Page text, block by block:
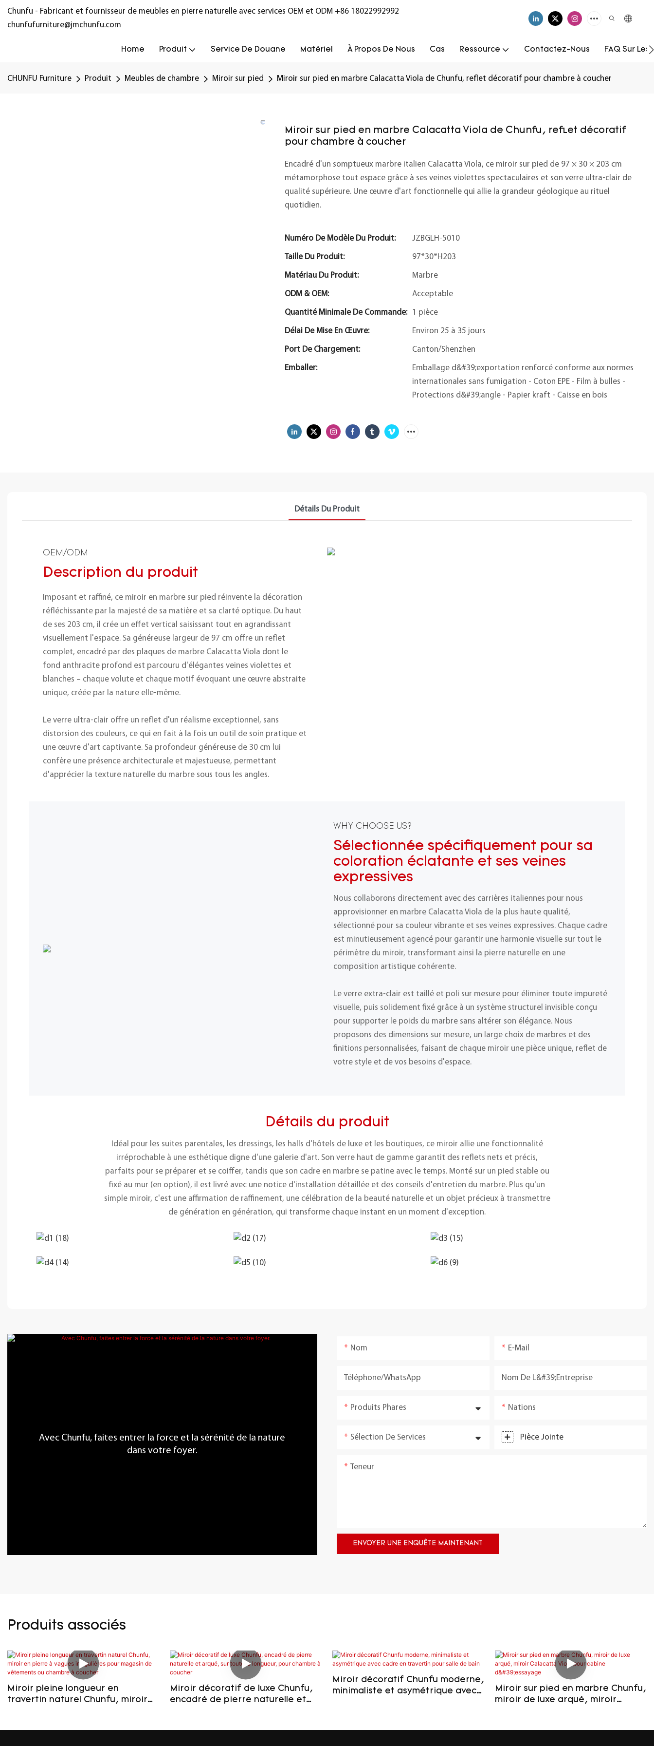
Chunfu - Fabricant et fournisseur de meubles en pierre naturelle avec services OEM et ODM +86 18022992992
chunfufurniture@jmchunfu.com
Home Produit Service De Douane Matériel À Propos De Nous Cas Ressource Contactez-Nous FAQ Sur
CHUNFU Furniture Produit Meubles de chambre Miroir sur pied Miroir sur pied en marbre Calacatta Viola de Chunfu, reflet décoratif pour chambre à coucher
Miroir sur pied en marbre Calacatta Viola de Chunfu, reflet décoratif
pour chambre à coucher
Encadré d'un somptueux marbre italien Calacatta Viola, ce miroir sur pied de 97 × 30 × 203 cm
métamorphose tout espace grâce à ses veines violettes spectaculaires et son verre ultra-clair de
qualité supérieure. Une œuvre d'art fonctionnelle qui allie la grandeur géologique au rituel
quotidien.
Numéro De Modèle Du Produit: JZBGLH-5010
Taille Du Produit: 97*30*H203
Matériau Du Produit: Marbre
ODM & OEM: Acceptable
Quantité Minimale De Commande: 1 pièce
Délai De Mise En Œuvre: Environ 25 à 35 jours
Port De Chargement: Canton/Shenzhen
Emballer:
Emballage d&#39;exportation renforcé conforme aux normes
internationales sans fumigation - Coton EPE - Film à bulles -
Protections d&#39;angle - Papier kraft - Caisse en bois
Détails Du Produit
OEM/ODM
Description du produit
Imposant et raffiné, ce miroir en marbre sur pied réinvente la décoration
réfléchissante par la majesté de sa matière et sa clarté optique. Du haut
de ses 203 cm, il crée un effet vertical saisissant tout en agrandissant
visuellement l'espace. Sa généreuse largeur de 97 cm offre un reflet
complet, encadré par des plaques de marbre Calacatta Viola dont le
fond anthracite profond est parcouru d'élégantes veines violettes et
blanches – chaque volute et chaque motif évoquant une œuvre abstraite
unique, créée par la nature elle-même.
Le verre ultra-clair offre un reflet d'un réalisme exceptionnel, sans
distorsion des couleurs, ce qui en fait à la fois un outil de soin pratique et
une œuvre d'art captivante. Sa profondeur généreuse de 30 cm lui
confère une présence architecturale et majestueuse, permettant
d'apprécier la texture naturelle du marbre sous tous les angles.
WHY CHOOSE US?
Sélectionnée spécifiquement pour sa
coloration éclatante et ses veines
expressives
Nous collaborons directement avec des carrières italiennes pour nous
approvisionner en marbre Calacatta Viola de la plus haute qualité,
sélectionné pour sa couleur vibrante et ses veines expressives. Chaque cadre
est minutieusement agencé pour garantir une harmonie visuelle sur tout le
périmètre du miroir, transformant ainsi la pierre naturelle en une
composition artistique cohérente.
Le verre extra-clair est taillé et poli sur mesure pour éliminer toute impureté
visuelle, puis solidement fixé grâce à un système structurel invisible conçu
pour supporter le poids du marbre sans altérer son élégance. Nous
proposons des dimensions sur mesure, un large choix de marbres et des
finitions personnalisées, faisant de chaque miroir une pièce unique, reflet de
votre style et de vos besoins d'espace.
Détails du produit
Idéal pour les suites parentales, les dressings, les halls d'hôtels de luxe et les boutiques, ce miroir allie une fonctionnalité
irréprochable à une esthétique digne d'une galerie d'art. Son verre haut de gamme garantit des reflets nets et précis,
parfaits pour se préparer et se coiffer, tandis que son cadre en marbre se patine avec le temps. Monté sur un pied stable ou
fixé au mur (en option), il est livré avec une notice d'installation détaillée et des conseils d'entretien du marbre. Plus qu'un
simple miroir, c'est une affirmation de raffinement, une célébration de la beauté naturelle et un objet précieux à transmettre
de génération en génération, qui transforme chaque instant en un moment d'exception.
Avec Chunfu, faites entrer la force et la sérénité de la nature
dans votre foyer.
Nom E-Mail
Téléphone/WhatsApp Nom De L&#39;entreprise
Produits Phares Nations
Sélection De Services Pièce Jointe
Teneur
ENVOYER UNE ENQUÊTE MAINTENANT
Produits associés
Miroir pleine longueur en
travertin naturel Chunfu, miroir
Miroir décoratif de luxe Chunfu,
encadré de pierre naturelle et
Miroir décoratif Chunfu moderne,
minimaliste et asymétrique avec
Miroir sur pied en marbre Chunfu,
miroir de luxe arqué, miroir